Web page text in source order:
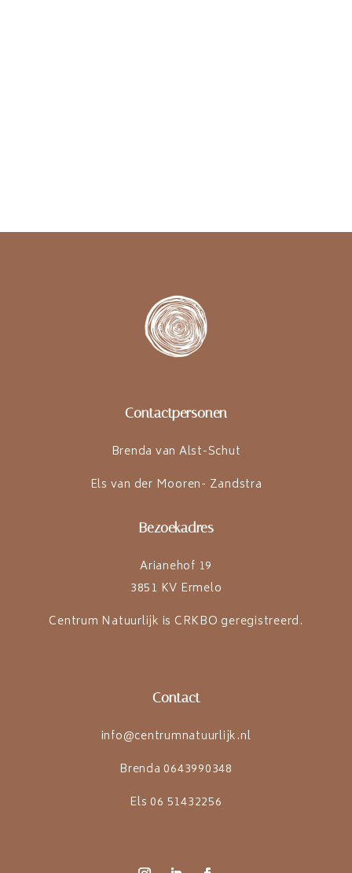
Contactpersonen
Brenda van Alst-Schut
Els van der Mooren- Zandstra
Bezoekadres
Arianehof 19
3851 KV Ermelo
Centrum Natuurlijk is CRKBO geregistreerd.
Contact
info@centrumnatuurlijk.nl
Brenda 0643990348
Els 06 51432256